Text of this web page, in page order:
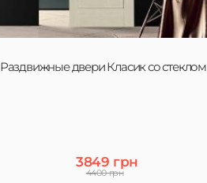
Раздвижные двери Класик со стеклом
3849 грн
4400 грн